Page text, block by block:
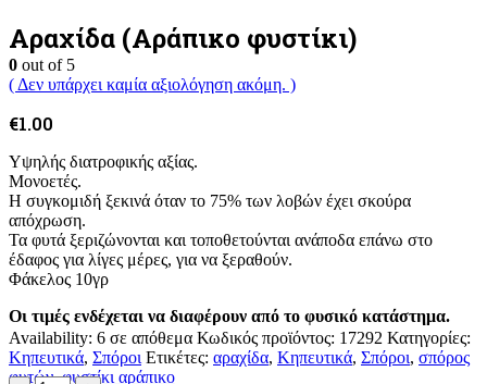
Αραχίδα (Αράπικο φυστίκι)
0 out of 5
( Δεν υπάρχει καμία αξιολόγηση ακόμη. )
€1.00
Υψηλής διατροφικής αξίας.
Μονοετές.
Η συγκομιδή ξεκινά όταν το 75% των λοβών έχει σκούρα
απόχρωση.
Τα φυτά ξεριζώνονται και τοποθετούνται ανάποδα επάνω στο
έδαφος για λίγες μέρες, για να ξεραθούν.
Φάκελος 10γρ
Οι τιμές ενδέχεται να διαφέρουν από το φυσικό κατάστημα.
Availability: 6 σε απόθεμα Κωδικός προϊόντος: 17292 Κατηγορίες:
Κηπευτικά, Σπόροι Ετικέτες: αραχίδα, Κηπευτικά, Σπόροι, σπόρος
φυτών,φυστίκι αράπικο